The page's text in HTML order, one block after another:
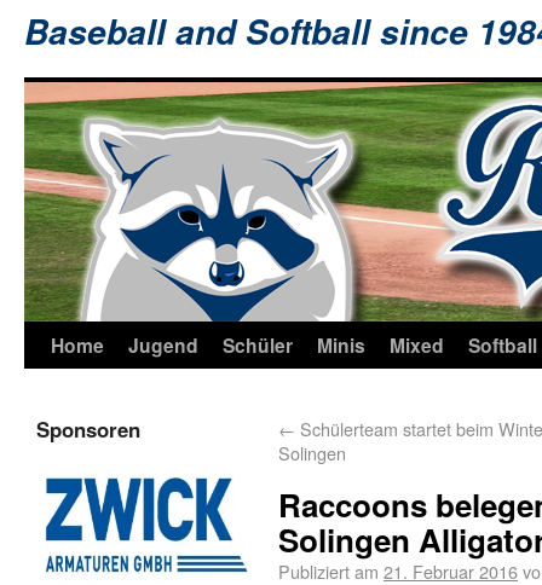
Baseball and Softball since
Home Jugend Schüler Minis Mixed Softball
← Schülerteam startet beim
Solingen
Raccoons
Solingen
Publiziert am 21. Februar 2016
Sponsoren